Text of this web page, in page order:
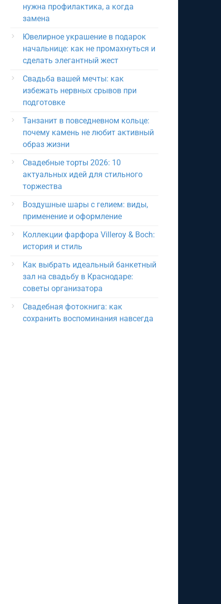
нужна профилактика, а когда
замена
Ювелирное украшение в подарок
начальнице: как не промахнуться и
сделать элегантный жест
Свадьба вашей мечты: как
избежать нервных срывов при
подготовке
Танзанит в повседневном кольце:
почему камень не любит активный
образ жизни
Свадебные торты 2026: 10
актуальных идей для стильного
торжества
Воздушные шары с гелием: виды,
применение и оформление
Коллекции фарфора Villeroy & Boch:
история и стиль
Как выбрать идеальный банкетный
зал на свадьбу в Краснодаре:
советы организатора
Свадебная фотокнига: как
сохранить воспоминания навсегда